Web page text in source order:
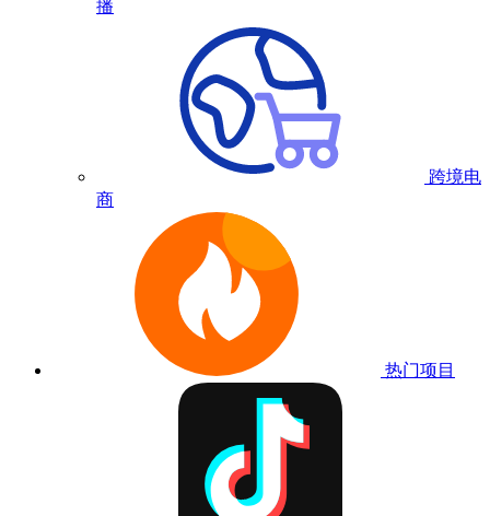
播
跨境电
商
热门项目